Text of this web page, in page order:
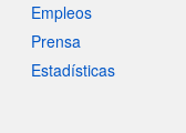
Empleos
Prensa
Estadísticas